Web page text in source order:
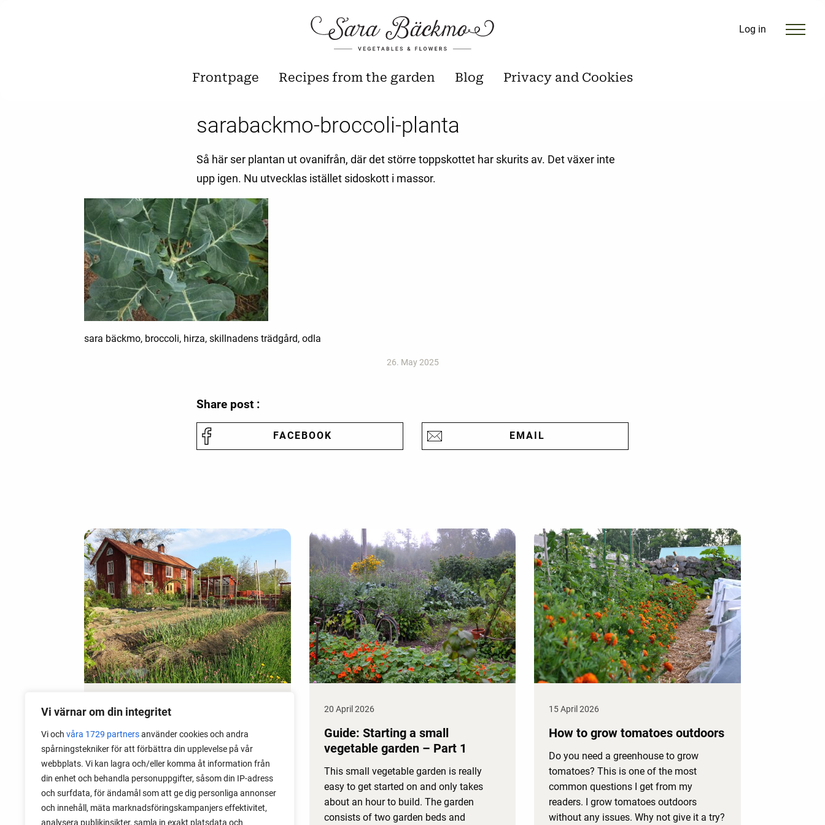
Vi värnar om din integritet
Vi och våra 1729 partnersanvänder cookies och andra
spårningstekniker för att förbättra din upplevelse på vår
webbplats. Vi kan lagra och/eller komma åt information från
din enhet och behandla personuppgifter, såsom din IP-adress
och surfdata, för ändamål som att ge dig personliga annonser
och innehåll, mäta marknadsföringskampanjers effektivitet,
analysera publikinsikter, samla in exakt platsdata och
Log in
Frontpage Recipes from the garden Blog Privacy and Cookies
sarabackmo-broccoli-planta
Så här ser plantan ut ovanifrån, där det större toppskottet har skurits av. Det växer inte
upp igen. Nu utvecklas istället sidoskott i massor.
sara bäckmo, broccoli, hirza, skillnadens trädgård, odla
26. May 2025
Share post :
FACEBOOK EMAIL
15 May 2026
Get Rid of Garden Slugs
Garden slugs are a big problem in my
garden. Read about the method I use to
fight garden slugs early and late, and
still keep growing.
20 April 2026
Guide: Starting a small
vegetable garden – Part 1
This small vegetable garden is really
easy to get started on and only takes
about an hour to build. The garden
consists of two garden beds and
15 April 2026
How to grow tomatoes outdoors
Do you need a greenhouse to grow
tomatoes? This is one of the most
common questions I get from my
readers. I grow tomatoes outdoors
without any issues. Why not give it a try?